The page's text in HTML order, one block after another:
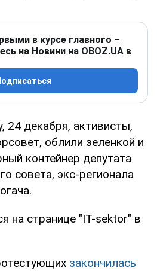
в курсе главного –
на Новини на OBOZ.UA в
24 декабря, активисты,
облили зеленкой и
контейнер депутата
совета, экс-регионала
на странице "IT-sektor" в
закончилась